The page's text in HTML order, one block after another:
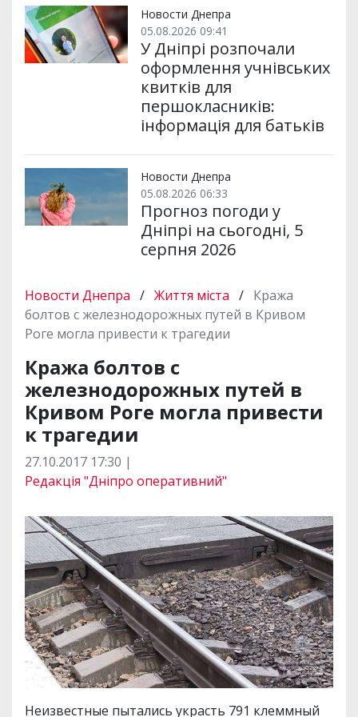
Новости Днепра
05.08.2026 09:41
У Дніпрі розпочали
оформлення учнівських
квитків для
першокласників:
інформація для батьків
Новости Днепра
05.08.2026 06:33
Прогноз погоди у
Дніпрі на сьогодні, 5
серпня 2026
Новости Днепра / Життя міста / Кража
болтов с железнодорожных путей в Кривом
Роге могла привести к трагедии
Кража болтов с
железнодорожных путей в
Кривом Роге могла привести
к трагедии
27.10.2017 17:30 |
Редакція "Дніпро оперативний"
Неизвестные пытались украсть 791 клеммный